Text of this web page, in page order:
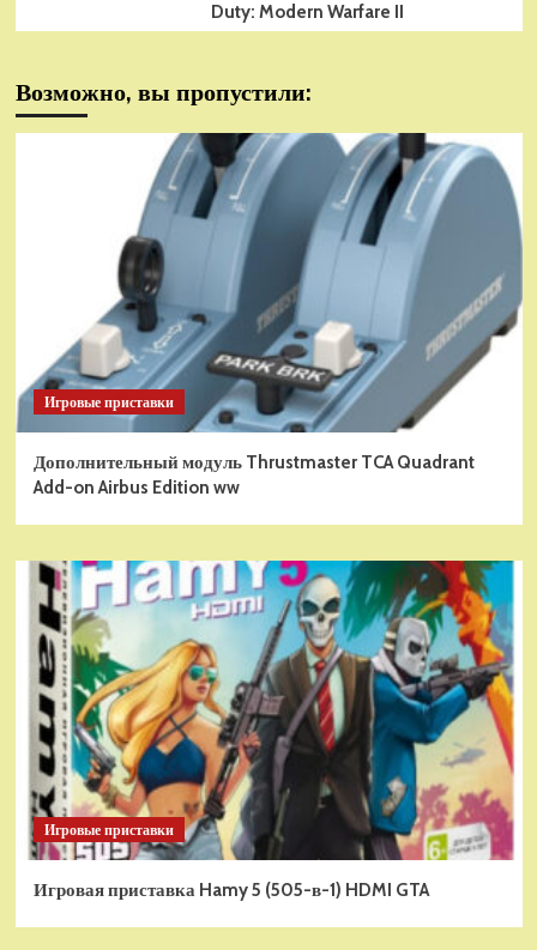
Duty: Modern Warfare II
Возможно, вы пропустили:
Игровые приставки
Дополнительный модуль Thrustmaster TCA Quadrant
Add-on Airbus Edition ww
Игровые приставки
Игровая приставка Hamy 5 (505-в-1) HDMI GTA